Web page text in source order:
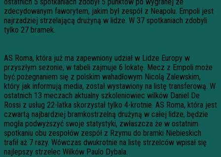
zdecydowanym faworytem, jakim był zespół z Neapolu. Empoli jest
najrzadziej strzelającą drużyną w lidze. W 37 spotkaniach zdobyli
tylko 27 bramek.
AS Roma, która już ma zapewniony udział w Lidze Europy w
przyszłym sezonie, w tabeli zajmuje 6 lokatę. Mecz z Empoli może
być pożegnaniem się z polskim wahadłowym Nicolą Zalewskim,
który jak informują media, został wystawiony na listę transferową. W
ostatnich 13 meczach aktualny szkoleniowiec wilków Daniel De
Rossi z usług 22-latka skorzystał tylko 4-krotnie. AS Roma, która jest
czwartą najbardziej bramkostrzelną drużyną w całej lidze, będzie
mogła podwyższyć swoje statystyki, zwłaszcza że w ostatnim
spotkaniu obu zespołów zespół z Rzymu do bramki Niebieskich
trafił aż 7 razy. Wówczas dwukrotnie na listę strzelców wpisał się
najlepszy strzelec Wilków Paulo Dybala.